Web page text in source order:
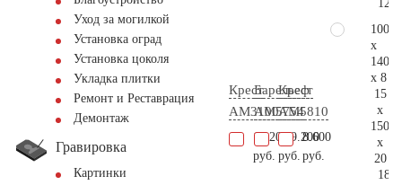
Уход за могилкой
Установка оград
Установка цоколя
Укладка плитки
Ремонт и Реставрация
Демонтаж
Гравировка
Картинки
Крест
AM3100
14.200
руб.
Барельеф
AM5754
319.200
руб.
Крест
AM5810
8.600
руб.
100
x
140
x 8
15
x
150
x
20